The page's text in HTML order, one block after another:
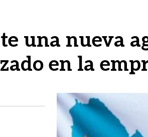
una nueva
en la
Imagen